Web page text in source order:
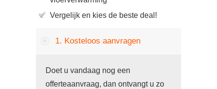
Vergelijk en kies de beste deal!
1. Kosteloos aanvragen
Doet u vandaag nog een
offerteaanvraag, dan ontvangt u zo